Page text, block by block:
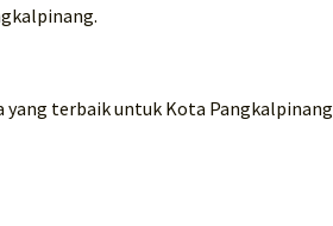
yang terbaik untuk Kota Pangkalpinang